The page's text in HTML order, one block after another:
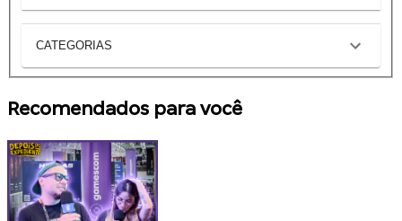
CATEGORIAS
Recomendados para você